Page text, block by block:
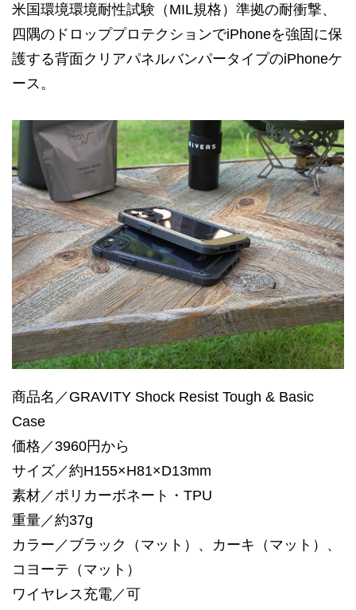
米国環境環境耐性試験（MIL規格）準拠の耐衝撃、
四隅のドロッププロテクションでiPhoneを強固に保
護する背面クリアパネルバンパータイプのiPhoneケ
ース。
商品名／GRAVITY Shock Resist Tough & Basic
Case
価格／3960円から
サイズ／約H155×H81×D13mm
素材／ポリカーボネート・TPU
重量／約37g
カラー／ブラック（マット）、カーキ（マット）、
コヨーテ（マット）
ワイヤレス充電／可